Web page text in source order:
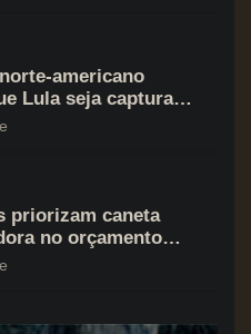
americano
Lula seja capturado
Nicolás Maduro
priorizam caneta
no orçamento
situação de aperto